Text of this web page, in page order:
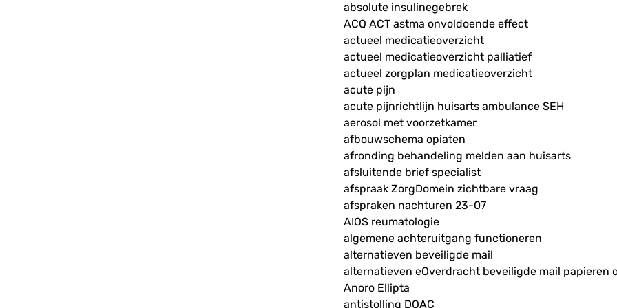
absolute insulinegebrek
ACQ ACT astma onvoldoende effect
actueel medicatieoverzicht
actueel medicatieoverzicht palliatief
actueel zorgplan medicatieoverzicht
acute pijn
acute pijnrichtlijn huisarts ambulance SEH
aerosol met voorzetkamer
afbouwschema opiaten
afronding behandeling melden aan huisarts
afsluitende brief specialist
afspraak ZorgDomein zichtbare vraag
afspraken nachturen 23-07
AIOS reumatologie
algemene achteruitgang functioneren
alternatieven beveiligde mail
alternatieven eOverdracht beveiligde mail papieren
Anoro Ellipta
antistolling DOAC